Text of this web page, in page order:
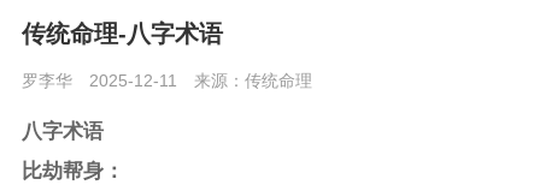
传统命理-八字术语
罗李华 2025-12-11 来源：传统命理
八字术语
比劫帮身：